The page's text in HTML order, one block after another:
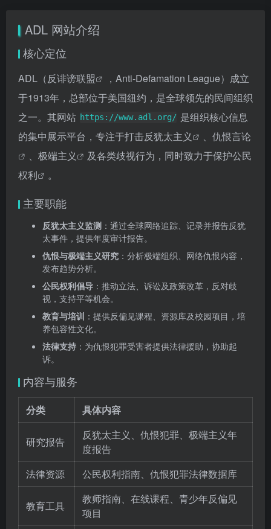
ADL 网站介绍
核心定位
ADL（反诽谤联盟
，Anti-Defamation League）成立
于1913年，总部位于美国纽约，是全球领先的民间组织
之一。其网站 https://www.adl.org/ 是组织核心信息
的集中展示平台，专注于打击反犹太主义 、 仇恨言论
、 极端主义 及各类歧视行为，同时致力于保护公民
权利
。
主要职能
反犹太主义监测 ：通过全球网络追踪、记录并报告反犹
太事件，提供年度审计报告。
仇恨与极端主义研究 ：分析极端组织、网络仇恨内容，
发布趋势分析。
公民权利倡导 ：推动立法、诉讼及政策改革，反对歧
视，支持平等机会。
教育与培训 ：提供反偏见课程、资源库及校园项目，培
养包容性文化。
法律支持 ：为仇恨犯罪受害者提供法律援助，协助起
诉。
内容与服务
分类 具体内容
研究报告
反犹太主义、仇恨犯罪、极端主义年
度报告
法律资源
公民权利指南、仇恨犯罪法律数据库
教育工具
教师指南、在线课程、青少年反偏见
项目